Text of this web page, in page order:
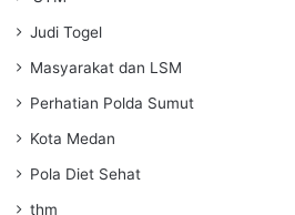
Judi Togel
Masyarakat dan LSM
Perhatian Polda Sumut
Kota Medan
Pola Diet Sehat
thm